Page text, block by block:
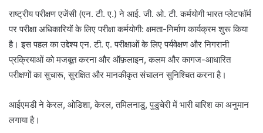
राष्ट्रीय परीक्षण एजेंसी (एन. टी. ए.) ने आई. जी. ओ. टी. कर्मयोगी भारत प्लेटफॉर्म
पर परीक्षा अधिकारियों के लिए परीक्षा कर्मयोगी: क्षमता-निर्माण कार्यक्रम शुरू किया
है। इस पहल का उद्देश्य एन. टी. ए. परीक्षाओं के लिए पर्यवेक्षण और निगरानी
प्रक्रियाओं को मजबूत करना और ऑफ़लाइन, कलम और कागज-आधारित
परीक्षणों का सुचारू, सुरक्षित और मानकीकृत संचालन सुनिश्चित करना है।
आईएमडी ने केरल, ओडिशा, केरल, तमिलनाडु, पुडुचेरी में भारी बारिश का अनुमान
लगाया है।